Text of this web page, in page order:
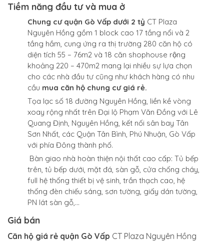
Tiềm năng đầu tư và mua ở
Chung cư quận Gò Vấp dưới 2 tỷ CT Plaza
Nguyên Hồng gồm 1 block cao 17 tầng nổi và 2
tầng hầm, cung ứng ra thị trường 280 căn hộ có
diện tích 55 – 76m2 và 18 căn shophouse rộng
khoảng 220 – 470m2 mang lại nhiều sự lựa chọn
cho các nhà đầu tư cũng như khách hàng có nhu
cầu mua căn hộ chung cư giá rẻ.
Tọa lạc số 18 đường Nguyên Hồng, liền kề vòng
xoay rộng nhất trên Đại lộ Phạm Văn Đồng với Lê
Quang Định, Nguyên Hồng, kết nối sân bay Tân
Sơn Nhất, các Quận Tân Bình, Phú Nhuận, Gò Vấp
với phía Đông thành phố.
Bàn giao nhà hoàn thiện nội thất cao cấp: Tủ bếp
trên, tủ bếp dưới, mặt đá, sàn gỗ, cửa chống cháy,
full hệ thống thiết bị vệ sinh, trần thạch cao, hệ
thống đèn chiếu sáng, sơn tường, giấy dán tường,
PN lát sàn gỗ,…
Giá bán
Căn hộ giá rẻ quận Gò Vấp CT Plaza Nguyên Hồng